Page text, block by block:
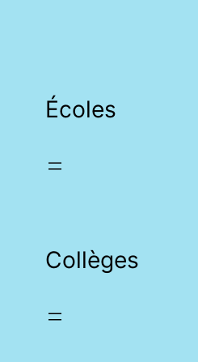
Écoles
Collèges